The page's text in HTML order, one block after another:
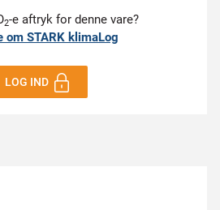
2-e aftryk for denne vare?
om STARK klimaLog
LOG IND